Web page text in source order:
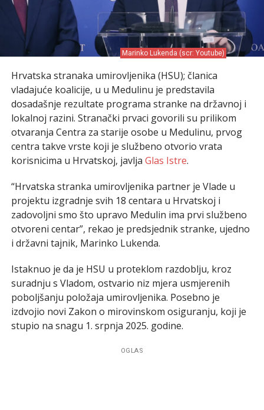
Marinko Lukenda (scr: Youtube)
Hrvatska stranaka umirovljenika (HSU); članica
vladajuće koalicije, u u Medulinu je predstavila
dosadašnje rezultate programa stranke na državnoj i
lokalnoj razini. Stranački prvaci govorili su prilikom
otvaranja Centra za starije osobe u Medulinu, prvog
centra takve vrste koji je službeno otvorio vrata
korisnicima u Hrvatskoj, javlja Glas Istre.
“Hrvatska stranka umirovljenika partner je Vlade u
projektu izgradnje svih 18 centara u Hrvatskoj i
zadovoljni smo što upravo Medulin ima prvi službeno
otvoreni centar”, rekao je predsjednik stranke, ujedno
i državni tajnik, Marinko Lukenda.
Istaknuo je da je HSU u proteklom razdoblju, kroz
suradnju s Vladom, ostvario niz mjera usmjerenih
poboljšanju položaja umirovljenika. Posebno je
izdvojio novi Zakon o mirovinskom osiguranju, koji je
stupio na snagu 1. srpnja 2025. godine.
OGLAS